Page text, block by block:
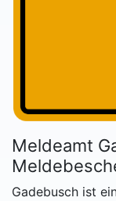
Meldeamt
Gadebusch ist